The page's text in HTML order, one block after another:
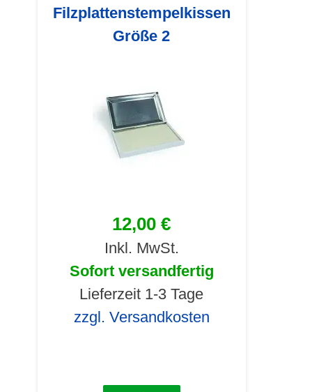
Filzplattenstempelkissen
Größe 2
12,00 €
Inkl. MwSt.
Sofort versandfertig
Lieferzeit 1-3 Tage
zzgl. Versandkosten